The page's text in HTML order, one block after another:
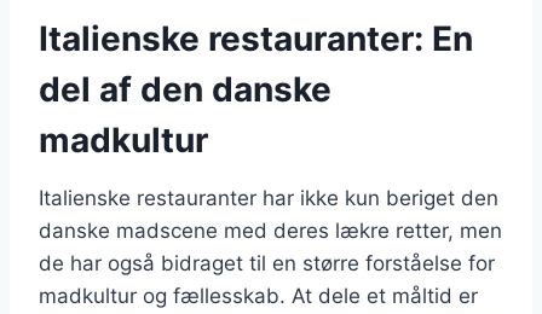
Italienske restauranter: En
del af den danske
madkultur
Italienske restauranter har ikke kun beriget den
danske madscene med deres lækre retter, men
de har også bidraget til en større forståelse for
madkultur og fællesskab. At dele et måltid er